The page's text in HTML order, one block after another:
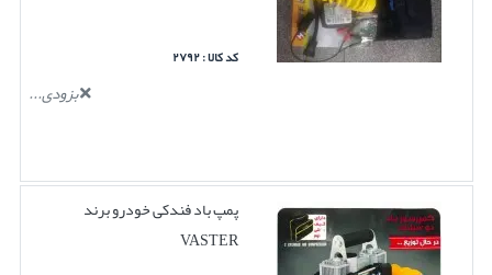
کد کالا : ۲۷۹۲
بزودی...
پمپ باد فندکی خودرو برند
VASTER